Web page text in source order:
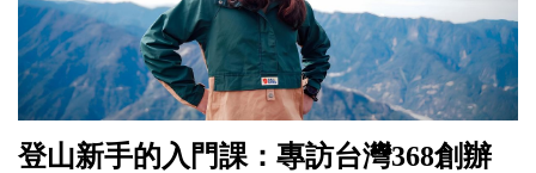
登山新手的入門課：專訪台灣368創辦